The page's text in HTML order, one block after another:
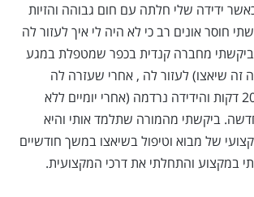
ידידה שלי חלתה עם חום גבוהה והזיות
חוסר אונים רב כי לא היה לי איך לעזור לה
מחברה קנדית בכפר שמטפלת במגע
זה שיאצו) לעזור לה , אחרי שעזרה לה
בטיפול במגע של 20 דקות והידידה נרדמה (אחרי יומיים ללא
ביקשתי מהמורה שתלמד אותי והיא
של מבוא וטיפול בשיאצו במשך חודשיים
במקצוע והתחלתי את דרכי המקצועית.